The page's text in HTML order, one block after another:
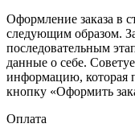
Оформление заказа в
следующим образом.
последовательным
данные о себе.
информацию, которая
кнопку «Оформить
Оплата